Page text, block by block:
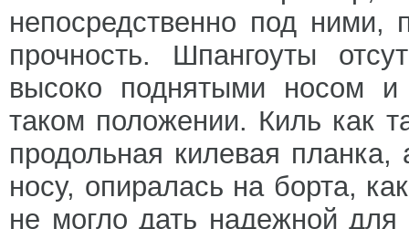
непосредственно под ними,
прочность. Шпангоуты
высоко поднятыми носом
таком положении. Киль как
продольная килевая
носу, опиралась на борта,
не могло дать надежной